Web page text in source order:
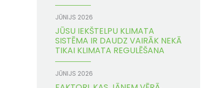
JŪNIJS 2026
JŪSU IEKŠTELPU KLIMATA
SISTĒMA IR DAUDZ VAIRĀK NEKĀ
TIKAI KLIMATA REGULĒŠANA
JŪNIJS 2026